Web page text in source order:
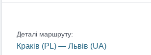
Деталі маршруту:
Краків (PL) — Львів (UA)